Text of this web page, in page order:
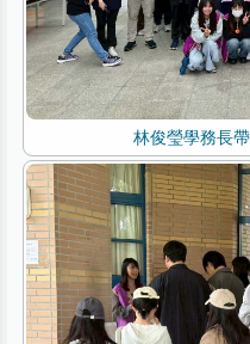
林俊瑩學務長